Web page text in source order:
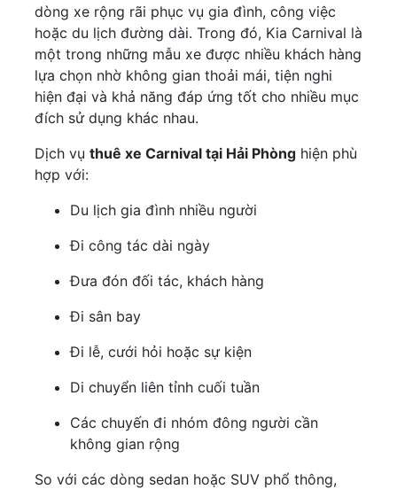
dòng xe rộng rãi phục vụ gia đình, công việc
hoặc du lịch đường dài. Trong đó, Kia Carnival là
một trong những mẫu xe được nhiều khách hàng
lựa chọn nhờ không gian thoải mái, tiện nghi
hiện đại và khả năng đáp ứng tốt cho nhiều mục
đích sử dụng khác nhau.
Dịch vụ thuê xe Carnival tại Hải Phòng hiện phù
hợp với:
Du lịch gia đình nhiều người
Đi công tác dài ngày
Đưa đón đối tác, khách hàng
Đi sân bay
Đi lễ, cưới hỏi hoặc sự kiện
Di chuyển liên tỉnh cuối tuần
Các chuyến đi nhóm đông người cần
không gian rộng
So với các dòng sedan hoặc SUV phổ thông,